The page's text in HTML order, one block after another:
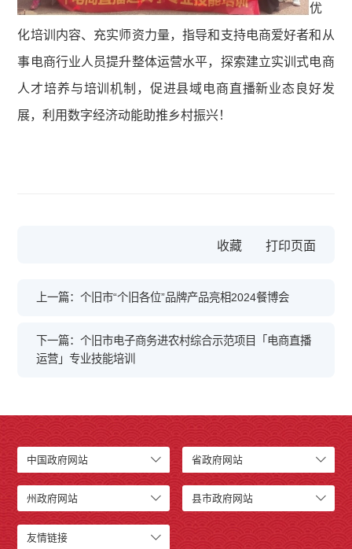
优
化培训内容、充实师资力量，指导和支持电商爱好者和从
事电商行业人员提升整体运营水平，探索建立实训式电商
人才培养与培训机制，促进县域电商直播新业态良好发
展，利用数字经济动能助推乡村振兴！
收藏
上一篇：个旧市“个旧各位”品牌产品亮相2024餐博会
下一篇：个旧市电子商务进农村综合示范项目「电商直播
运营」专业技能培训
中国政府网站 省政府网站
州政府网站 县市政府网站
友情链接